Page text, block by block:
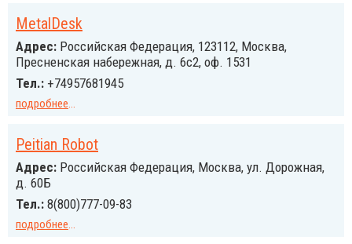
MetalDesk
Адрес: Российcкая Федерация, 123112, Москва,
Пресненская набережная, д. 6с2, оф. 1531
Тел.: +74957681945
подробнее...
Peitian Robot
Адрес: Российcкая Федерация, Москва, ул. Дорожная,
д. 60Б
Тел.: 8(800)777-09-83
подробнее...